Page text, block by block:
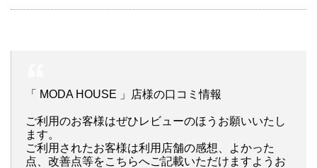
「 MODA HOUSE 」店様の口コミ情報
ご利用のお客様はぜひレビューのほうお願いいたし
ます。
ご利用されたお客様は利用店舗の感想、よかった
点、改善点等をこちらへご記載いただけますようお